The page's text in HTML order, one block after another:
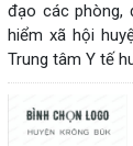
đạo các phòng,
hiểm xã hội
Trung tâm Y tế